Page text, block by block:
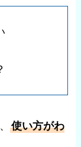
使い方がわ